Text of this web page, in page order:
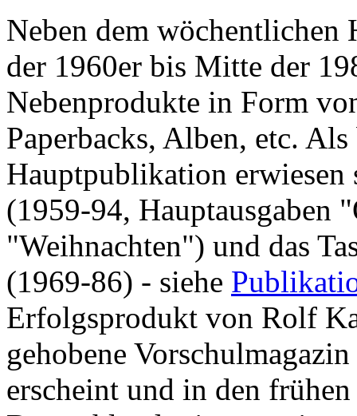
Neben dem
der 1960er bis Mitte der
Nebenprodukte in Form
Paperbacks, Alben, etc.
Hauptpublikation erwiesen
(1959-94, Hauptausgaben
"Weihnachten") und das
(1969-86) - siehe
Erfolgsprodukt von Rolf
gehobene Vorschulmagazin
erscheint und in den